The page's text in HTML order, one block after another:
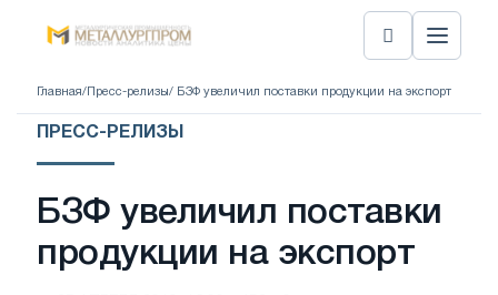
Главная/ Пресс-релизы/ БЗФ увеличил поставки продукции на экспорт
ПРЕСС-РЕЛИЗЫ
БЗФ увеличил поставки
продукции на экспорт